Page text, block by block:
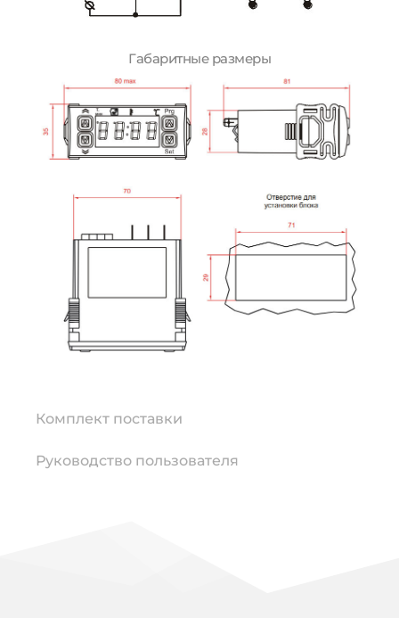
Габаритные размеры
Комплект поставки
Руководство пользователя